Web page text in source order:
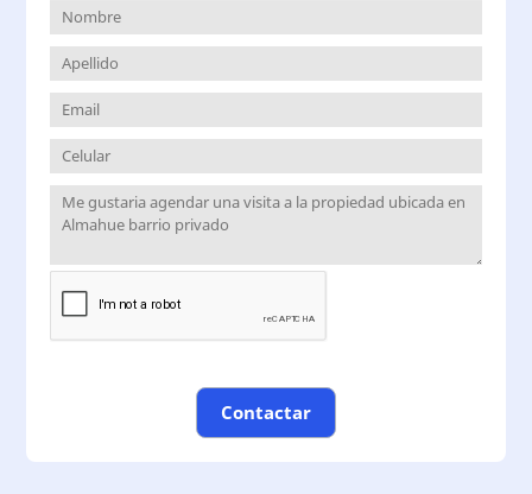
Contactar